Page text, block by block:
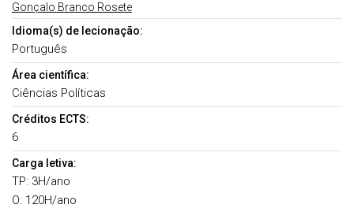
Gonçalo Branco Rosete
Idioma(s) de lecionação:
Português
Área científica:
Ciências Políticas
Créditos ECTS:
6
Carga letiva:
TP: 3H/ano
O: 120H/ano